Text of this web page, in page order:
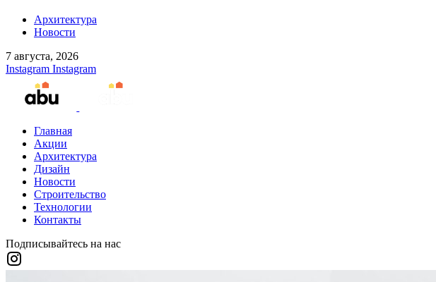
Архитектура
Новости
7 августа, 2026
Instagram Instagram
Главная
Акции
Архитектура
Дизайн
Новости
Строительство
Технологии
Контакты
Подписывайтесь на нас